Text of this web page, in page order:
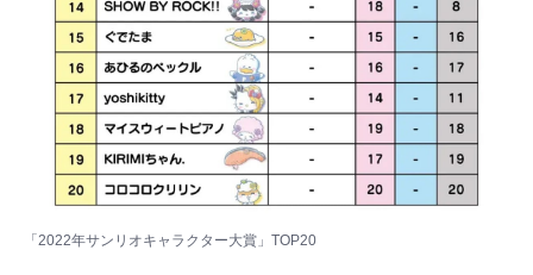
「2022年サンリオキャラクター大賞」TOP20